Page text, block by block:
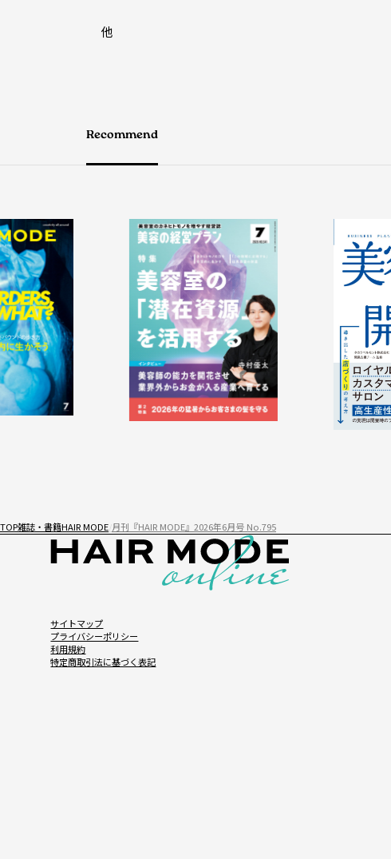
他
Recommend
TOP雑誌・書籍HAIR MODE 月刊『HAIR MODE』2026年6月号 No.795
サイトマップ
プライバシーポリシー
利用規約
特定商取引法に基づく表記